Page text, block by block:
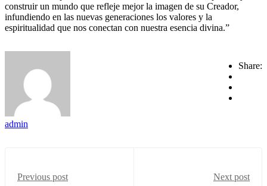
construir un mundo que refleje mejor la imagen de su Creador,
infundiendo en las nuevas generaciones los valores y la
espiritualidad que nos conectan con nuestra esencia divina.”
Share:
admin
Previous post Next post